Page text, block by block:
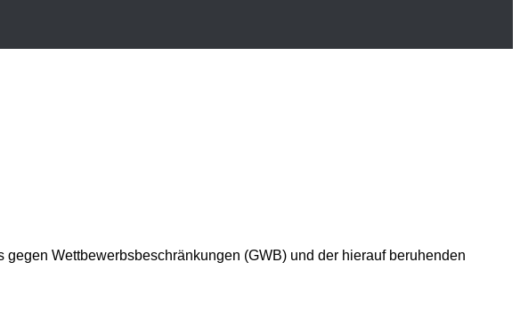
Wettbewerbsbeschränkungen (GWB) und der hierauf beruhenden